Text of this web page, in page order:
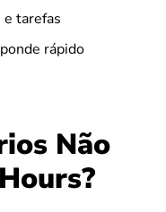
e tarefas
rápido
Não